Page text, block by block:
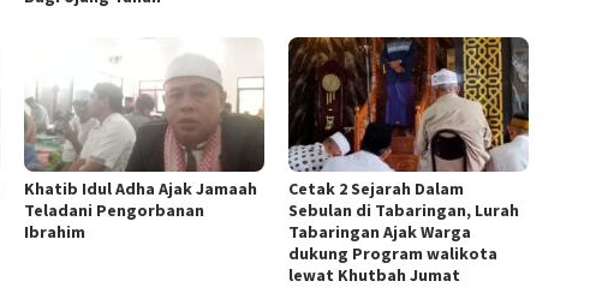
Khatib Idul Adha Ajak Jamaah
Teladani Pengorbanan
Ibrahim
Cetak 2 Sejarah Dalam
Sebulan di Tabaringan, Lurah
Tabaringan Ajak Warga
dukung Program walikota
lewat Khutbah Jumat